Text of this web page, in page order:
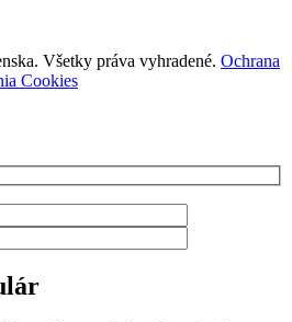
Všetky práva vyhradené. Ochrana
Cookies